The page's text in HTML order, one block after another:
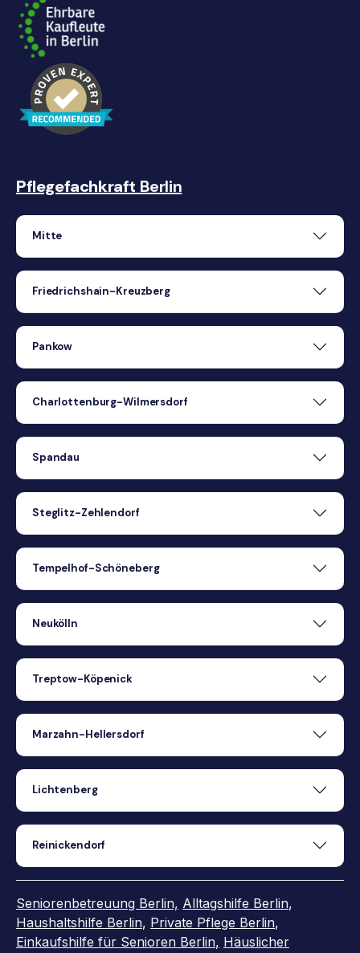
Pflegefachkraft Berlin
Mitte
Friedrichshain-Kreuzberg
Pankow
Charlottenburg-Wilmersdorf
Spandau
Steglitz-Zehlendorf
Tempelhof-Schöneberg
Neukölln
Treptow-Köpenick
Marzahn-Hellersdorf
Lichtenberg
Reinickendorf
Seniorenbetreuung Berlin, Alltagshilfe Berlin,
Haushaltshilfe Berlin, Private Pflege Berlin,
Einkaufshilfe für Senioren Berlin, Häuslicher